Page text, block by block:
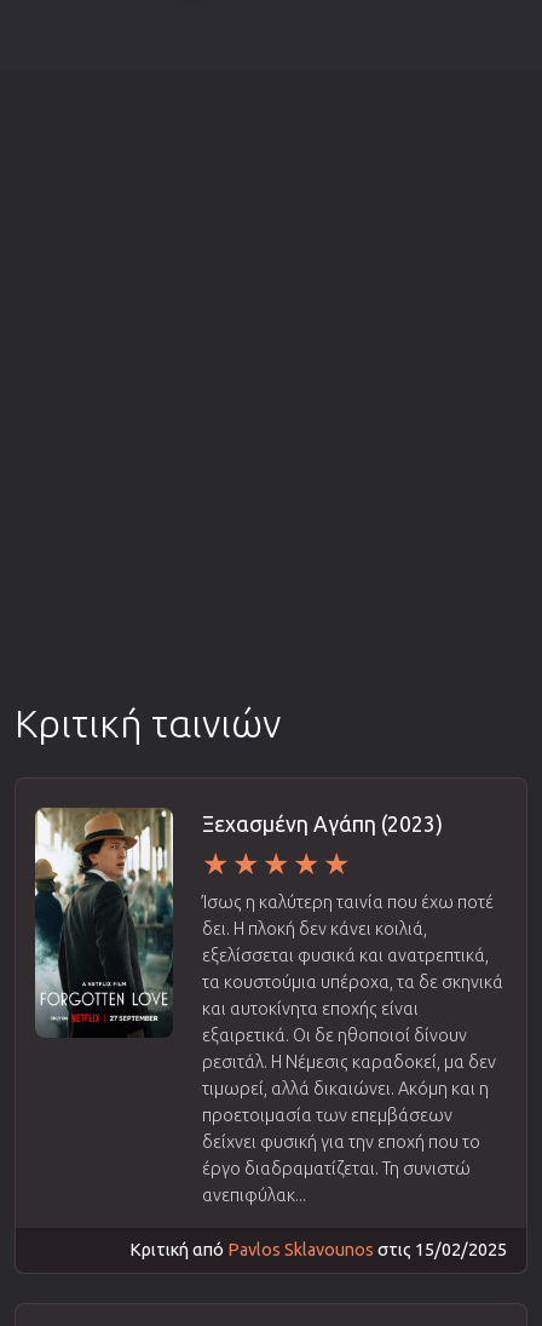
Κριτική ταινιών
Ξεχασμένη Αγάπη (2023)
Ίσως η καλύτερη ταινία που έχω ποτέ
δει. Η πλοκή δεν κάνει κοιλιά,
εξελίσσεται φυσικά και ανατρεπτικά,
τα κουστούμια υπέροχα, τα δε σκηνικά
και αυτοκίνητα εποχής είναι
εξαιρετικά. Οι δε ηθοποιοί δίνουν
ρεσιτάλ. Η Νέμεσις καραδοκεί, μα δεν
τιμωρεί, αλλά δικαιώνει. Ακόμη και η
προετοιμασία των επεμβάσεων
δείχνει φυσική για την εποχή που το
έργο διαδραματίζεται. Τη συνιστώ
ανεπιφύλακ...
Κριτική από Pavlos Sklavounos στις 15/02/2025